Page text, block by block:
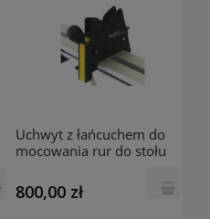
Uchwyt z łańcuchem do
mocowania rur do stołu
VICE EXACT
800,00 zł